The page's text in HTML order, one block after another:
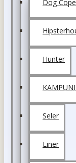
Dog
Hunter
Seler
Liner